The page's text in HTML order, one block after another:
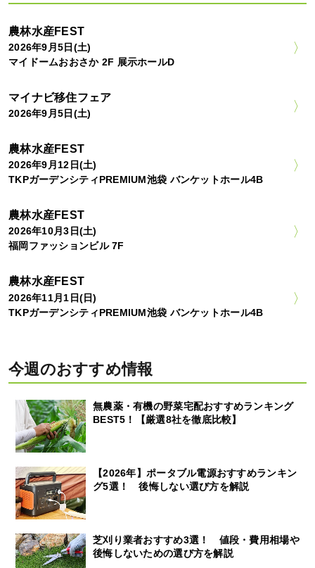
農林水産FEST
2026年9月5日(土)
マイドームおおさか 2F 展示ホールD
マイナビ移住フェア
2026年9月5日(土)
農林水産FEST
2026年9月12日(土)
TKPガーデンシティPREMIUM池袋 バンケットホール4B
農林水産FEST
2026年10月3日(土)
福岡ファッションビル 7F
農林水産FEST
2026年11月1日(日)
TKPガーデンシティPREMIUM池袋 バンケットホール4B
今週のおすすめ情報
無農薬・有機の野菜宅配おすすめランキング
BEST5！【厳選8社を徹底比較】
【2026年】ポータブル電源おすすめランキン
グ5選！ 後悔しない選び方を解説
芝刈り業者おすすめ3選！ 値段・費用相場や
後悔しないための選び方を解説